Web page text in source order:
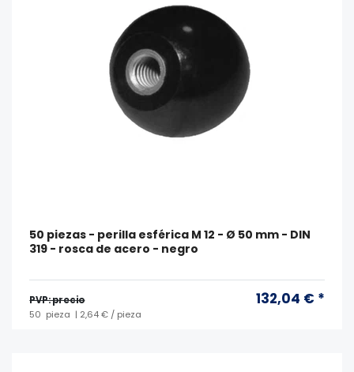
50 piezas - perilla esférica M 12 - Ø 50 mm - DIN
319 - rosca de acero - negro
PVP: precio 132,04 € *
50 pieza | 2,64 € / pieza